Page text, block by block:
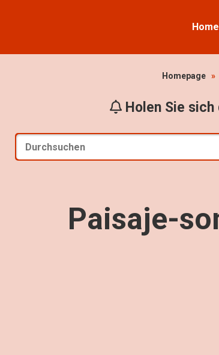
Homepage »
Holen Sie sich
Paisaje-